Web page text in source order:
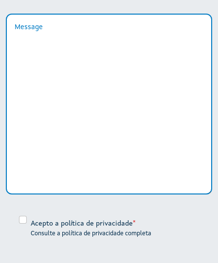
Message
Acepto a política de privacidade
Consulte a política de privacidade completa